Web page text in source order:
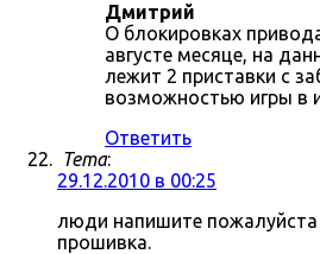
Дмитрий
О блокировках
августе месяце, на
лежит 2 приставки с
возможностью игры в
Ответить
Tema:
29.12.2010 в 00:25
люди напишите
прошивка.